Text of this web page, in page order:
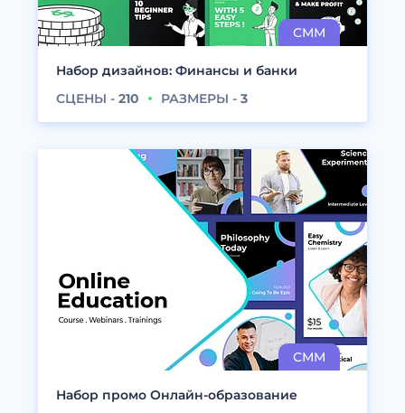
Набор дизайнов: Финансы и банки
СЦЕНЫ - 210 РАЗМЕРЫ - 3
Набор промо Онлайн-образование